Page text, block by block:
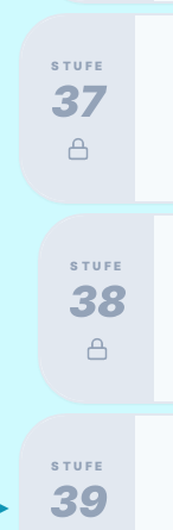
STUFE
37
STUFE
38
STUFE
39